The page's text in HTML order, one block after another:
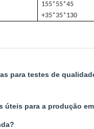
155*55*45
+35*35*130
para testes de
úteis para a produção